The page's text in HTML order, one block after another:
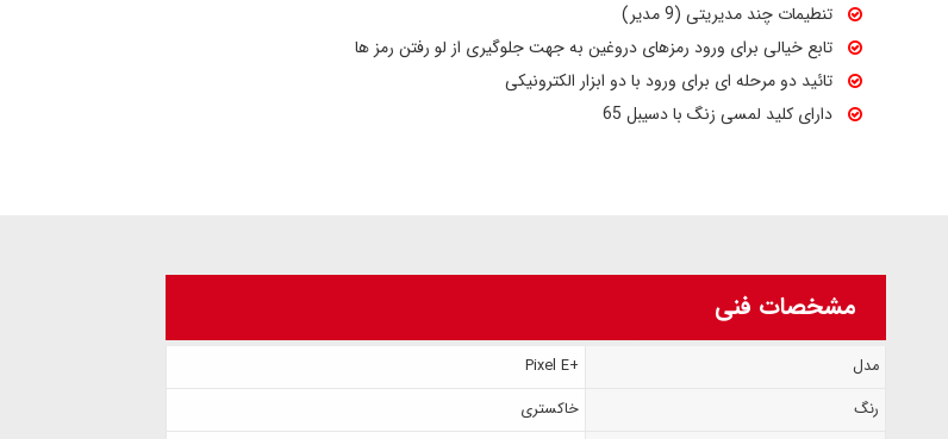
تنطیمات چند مدیریتی (9 مدیر)
تابع خیالی برای ورود رمزهای دروغین به جهت جلوگیری از لو رفتن رمز ها
تائید دو مرحله ای برای ورود با دو ابزار الکترونیکی
دارای کلید لمسی زنگ با دسیبل 65
مشخصات فنی
مدل
+Pixel E
رنگ
خاکستری